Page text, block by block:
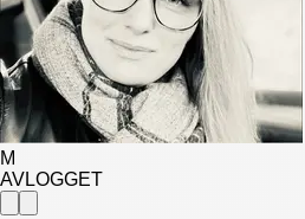
M
AVLOGGET